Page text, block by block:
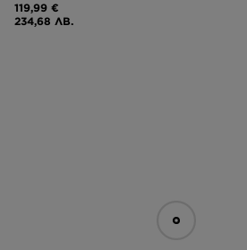
119,99 €
234,68 ЛВ.